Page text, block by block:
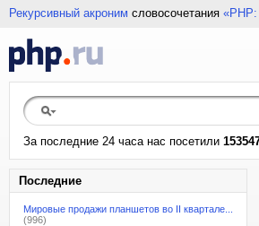
Рекурсивный акроним словосочетания
За последние 24 часа нас посетили
Последние
Мировые продажи планшетов во II квартале...
(996)